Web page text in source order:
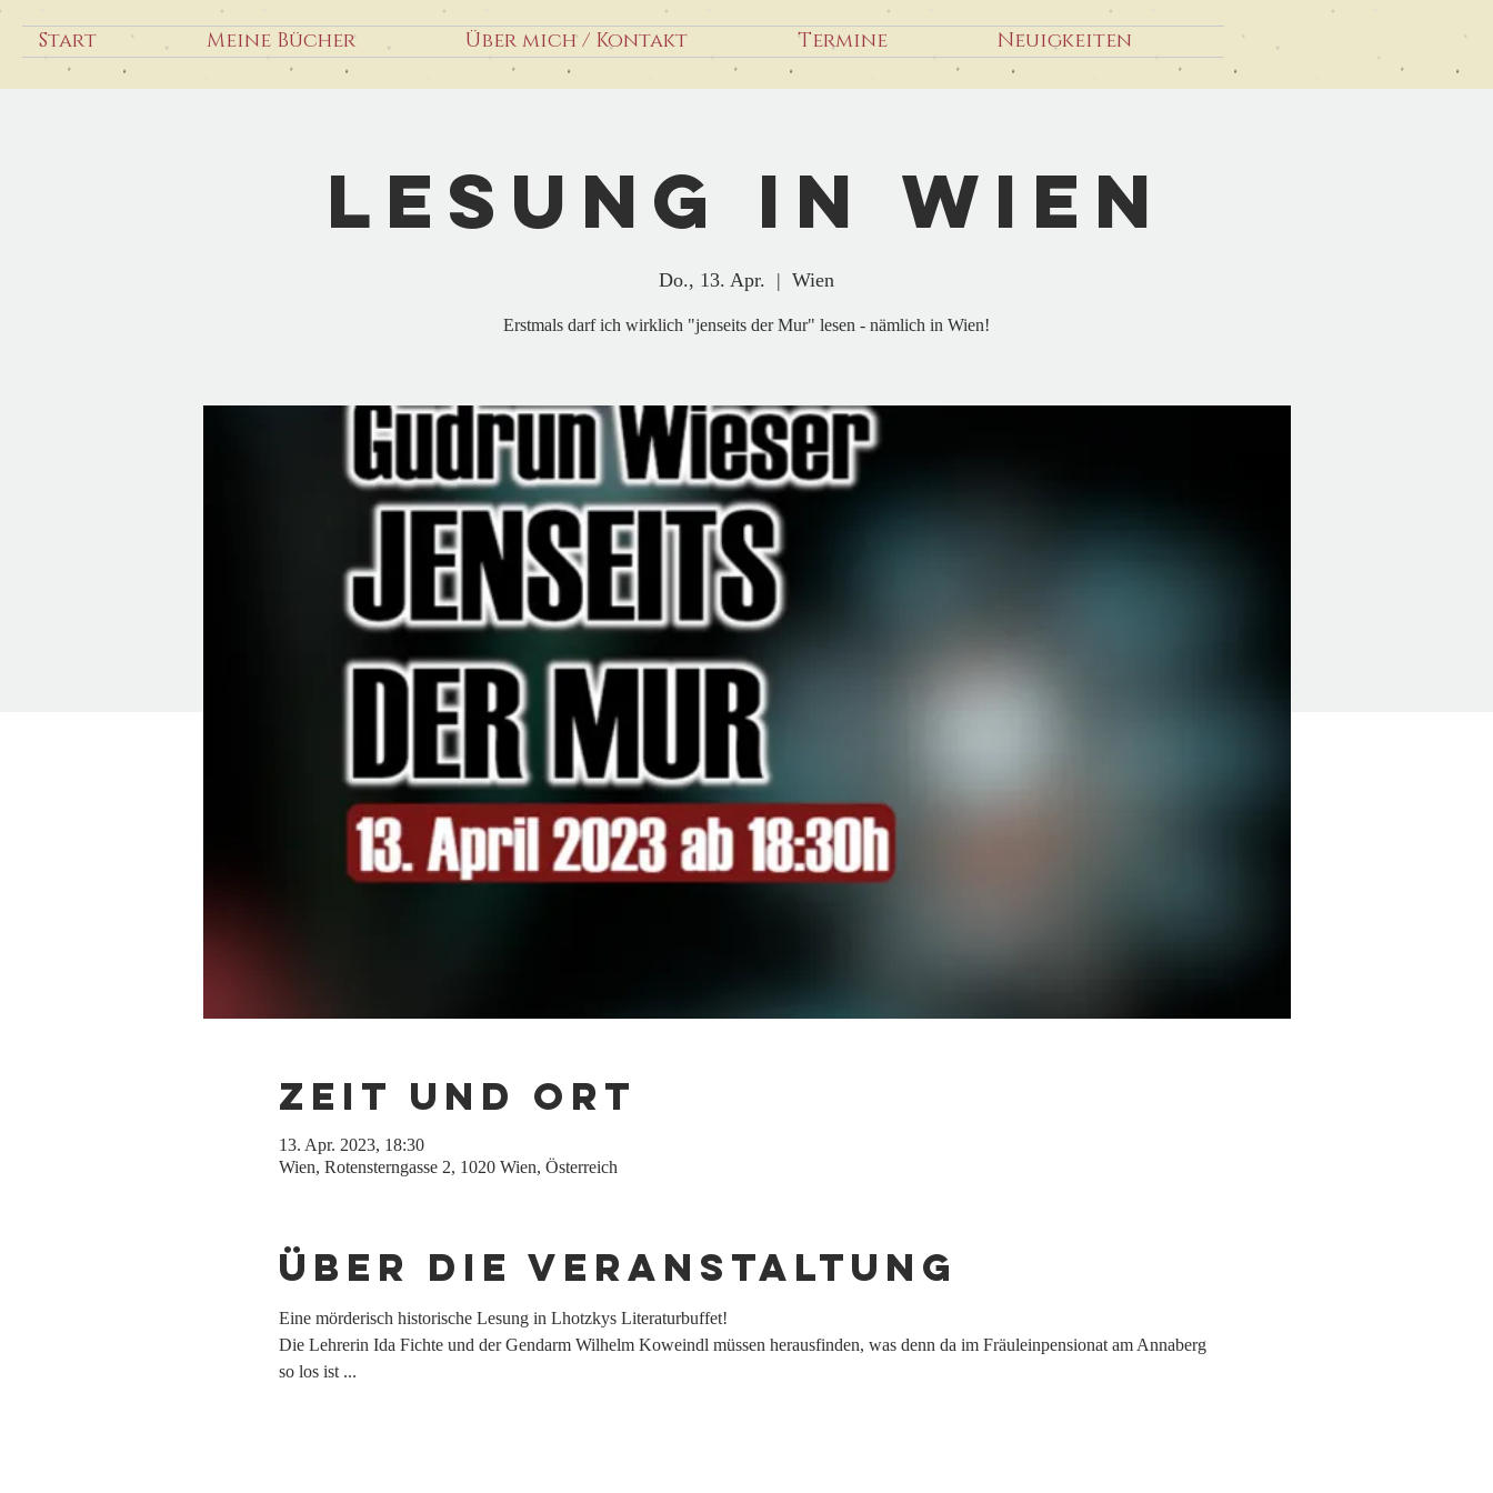
Start Meine Bücher Über mich / Kontakt Termine Neuigkeiten
Lesung in Wien
Do., 13. Apr.
  |
Wien
Erstmals darf ich wirklich "jenseits der Mur" lesen - nämlich in Wien!
Zeit und Ort
13. Apr. 2023, 18:30
Wien, Rotensterngasse 2, 1020 Wien, Österreich
Über die Veranstaltung
Eine mörderisch historische Lesung in Lhotzkys Literaturbuffet!
Die Lehrerin Ida Fichte und der Gendarm Wilhelm Koweindl müssen herausfinden, was denn da im Fräuleinpensionat am Annaberg
so los ist ...